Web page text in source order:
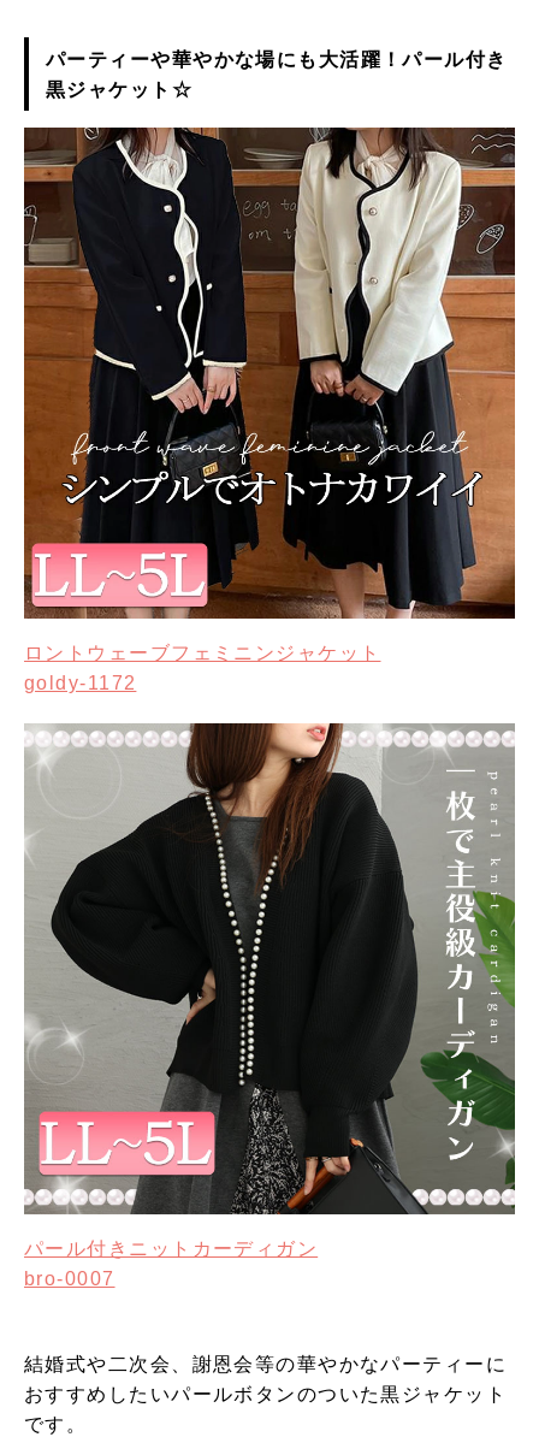
パーティーや華やかな場にも大活躍！パール付き
黒ジャケット☆
ロントウェーブフェミニンジャケット
goldy-1172
パール付きニットカーディガン
bro-0007
結婚式や二次会、謝恩会等の華やかなパーティーに
おすすめしたいパールボタンのついた黒ジャケット
です。